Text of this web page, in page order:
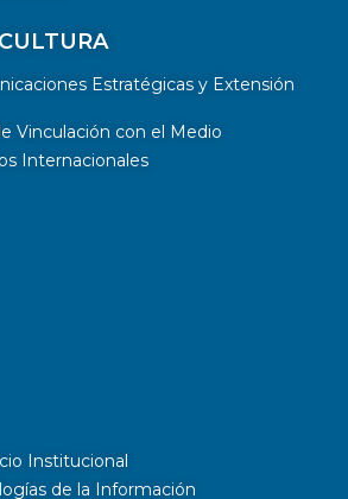
Estratégicas y Extensión
Vinculación con el Medio
Internacionales
Institucional
de la Información